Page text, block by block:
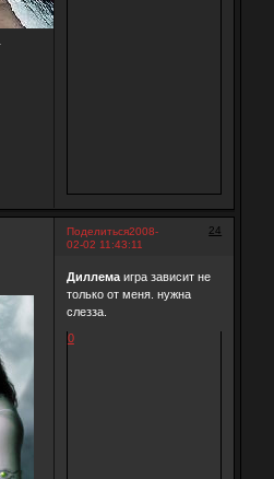
Поделиться 24
2008-
02-02 11:43:11
Диллемаигра зависит не
только от меня. нужна
слезза.
0